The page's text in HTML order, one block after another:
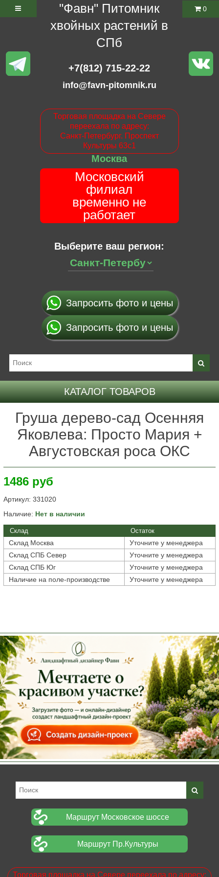
"Фавн" Питомник
хвойных растений в
СПб
+7(812) 715-22-22
info@favn-pitomnik.ru
Торговая площадка на Севере
переехала по адресу:
Санкт-Петербург. Проспект
Культуры 63с1
Москва
Московский
филиал
временно не
работает
Выберите ваш регион:
0
Запросить фото и цены
Запросить фото и цены
КАТАЛОГ ТОВАРОВ
Груша дерево-сад Осенняя
Яковлева: Просто Мария +
Августовская роса ОКС
1486 руб
Артикул: 331020
Наличие: Нет в наличии
Склад Остаток
Склад Москва
Уточните у менеджера
Склад СПБ Север
Уточните у менеджера
Склад СПБ Юг
Уточните у менеджера
Наличие на поле-производстве
Уточните у менеджера
Маршрут Московское шоссе
Маршрут Пр.Культуры
Торговая площадка на Севере переехала по адресу: